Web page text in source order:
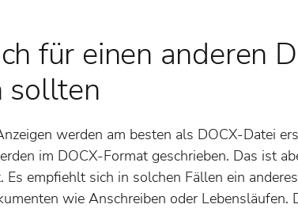
für einen anderen
sollten
werden am besten als DOCX-Datei
im DOCX-Format geschrieben. Das ist
Es empfiehlt sich in solchen Fällen ein
wie Anschreiben oder Lebensläufen.